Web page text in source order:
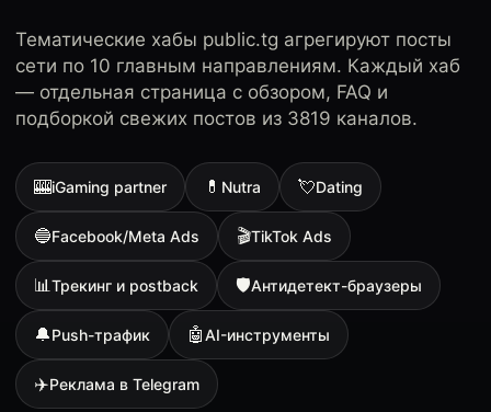
Тематические хабы public.tg агрегируют посты
сети по 10 главным направлениям. Каждый хаб
— отдельная страница с обзором, FAQ и
подборкой свежих постов из 3819 каналов.
🎰iGaming partner 💊 Nutra 💘Dating
🔵Facebook/Meta Ads 🎬TikTok Ads
📊Трекинг и postback 🛡Антидетект-браузеры
🔔Push-трафик 🤖AI-инструменты
✈️Реклама в Telegram